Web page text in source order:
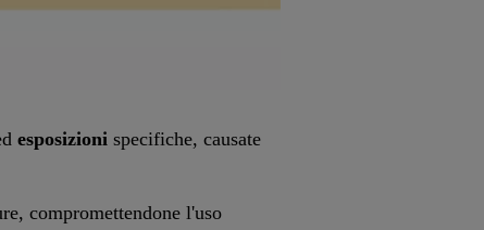
esposizioni specifiche, causate
compromettendone l'uso